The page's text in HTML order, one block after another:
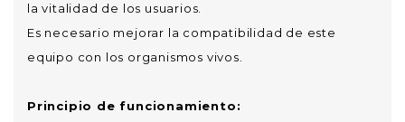
la vitalidad de los usuarios.
Es necesario mejorar la compatibilidad de este
equipo con los organismos vivos.
Principio de funcionamiento: